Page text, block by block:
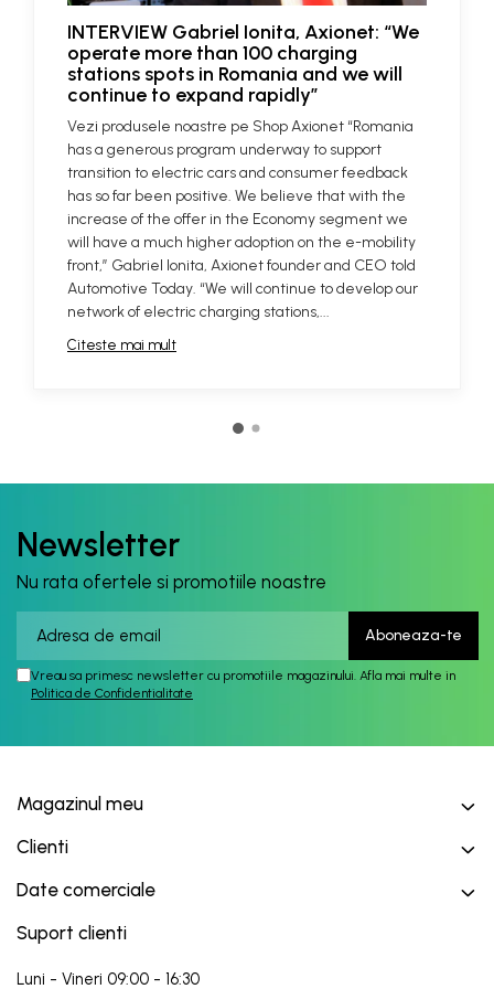
INTERVIEW Gabriel Ionita, Axionet: “We
operate more than 100 charging
stations spots in Romania and we will
continue to expand rapidly”
Vezi produsele noastre pe Shop Axionet “Romania
has a generous program underway to support
transition to electric cars and consumer feedback
has so far been positive. We believe that with the
increase of the offer in the Economy segment we
will have a much higher adoption on the e-mobility
front,” Gabriel Ionita, Axionet founder and CEO told
Automotive Today. “We will continue to develop our
network of electric charging stations,...
Citeste mai mult
Newsletter
Nu rata ofertele si promotiile noastre
Vreau sa primesc newsletter cu promotiile magazinului. Afla mai multe in
Politica de Confidentialitate
Magazinul meu
Clienti
Date comerciale
Suport clienti
Luni - Vineri 09:00 - 16:30